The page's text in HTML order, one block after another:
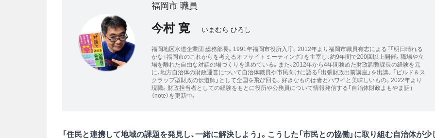
福岡市 職員
今村 寛 いまむら ひろし
福岡地区水道企業団 総務部長。1991年福岡市役所入庁。2012年より福岡市職員有志による『「明日晴れる
かな」福岡市のこれからを考えるオフサイトミーティング』を主宰し、約9年間で200回以上開催。職場や立
場を離れた自由な対話の場づくりを進めている。また、2012年から4年間務めた財政調整課長の経験を元
に、地方自治体の財政運営について自治体職員や市民向けに語る「出張財政出前講座」を出講。「ビルド＆ス
クラップ型財政の伝道師」として全国を飛び回る。好きなものは妻とハワイと美味しいもの。2022年より
現職。財政担当者としての経験をもとに役所や公務員について情報発信する「自治体財政よもやま話」
（note）を更新中。
「住民と連携して地域の課題を発見し、一緒に解決しよう」。こうした「市民との協働」に取り組む自治体が少